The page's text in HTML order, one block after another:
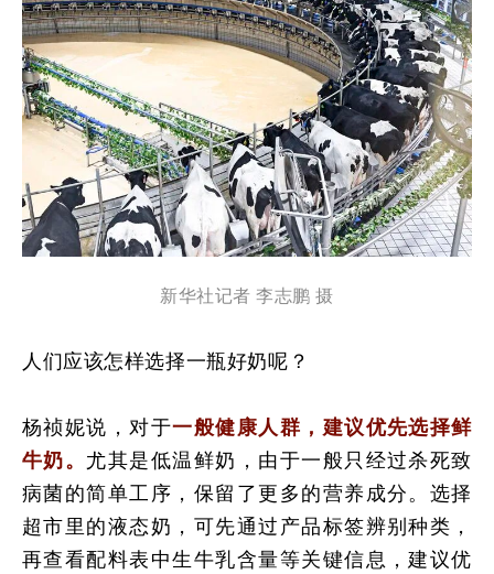
新华社记者 李志鹏 摄
人们应该怎样选择一瓶好奶呢？
杨祯妮说，对于一般健康人群，建议优先选择鲜
牛奶。 尤其是低温鲜奶，由于一般只经过杀死致
病菌的简单工序，保留了更多的营养成分。选择
超市里的液态奶， 可先通过产品标签辨别种类，
再查看配料表中生牛乳含量等关键信息，建议优